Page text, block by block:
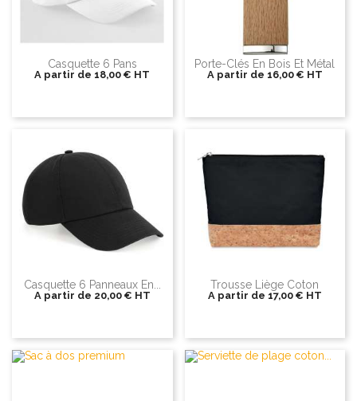
Casquette 6 Pans
A partir de 18,00 € HT
Porte-Clés En Bois Et Métal
A partir de 16,00 € HT
Casquette 6 Panneaux En...
A partir de 20,00 € HT
Trousse Liège Coton
A partir de 17,00 € HT